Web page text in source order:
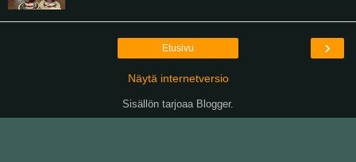
›
Etusivu
Näytä internetversio
Sisällön tarjoaa Blogger.